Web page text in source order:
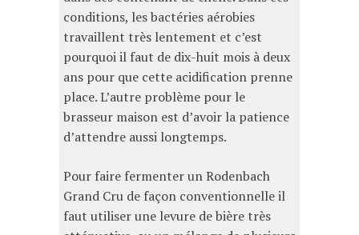
conditions, les bactéries aérobies
travaillent très lentement et c’est
pourquoi il faut de dix-huit mois à deux
ans pour que cette acidification prenne
place. L’autre problème pour le
brasseur maison est d’avoir la patience
d’attendre aussi longtemps.
Pour faire fermenter un Rodenbach
Grand Cru de façon conventionnelle il
faut utiliser une levure de bière très